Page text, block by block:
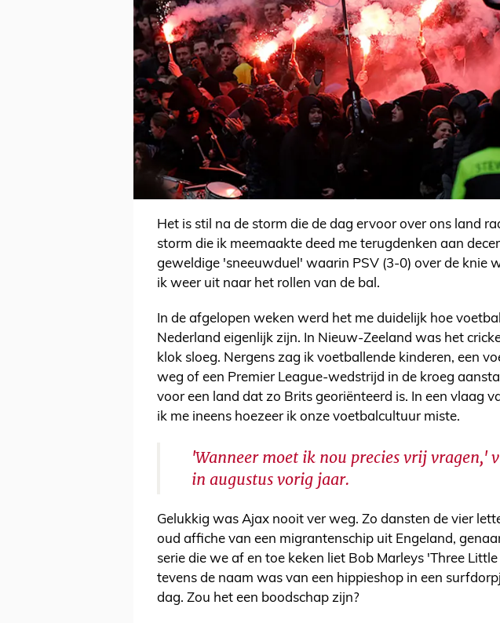
Het is stil na de storm die de dag ervoor over ons land
storm die ik meemaakte deed me terugdenken aan
geweldige 'sneeuwduel' waarin PSV (3-0) over de knie
ik weer uit naar het rollen van de bal.
In de afgelopen weken werd het me duidelijk hoe
Nederland eigenlijk zijn. In Nieuw-Zeeland was het
klok sloeg. Nergens zag ik voetballende kinderen, een
weg of een Premier League-wedstrijd in de kroeg
voor een land dat zo Brits georiënteerd is. In een vlaag
ik me ineens hoezeer ik onze voetbalcultuur miste.
'Wanneer moet ik nou precies vrij vragen,'
in augustus vorig jaar.
Gelukkig was Ajax nooit ver weg. Zo dansten de vier
oud affiche van een migrantenschip uit Engeland,
serie die we af en toe keken liet Bob Marleys 'Three
tevens de naam was van een hippieshop in een
dag. Zou het een boodschap zijn?